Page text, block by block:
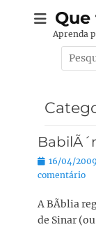
Aprenda
por:
Posted
on
16/04/2009
comentário
A BÃ­blia
de Sinar